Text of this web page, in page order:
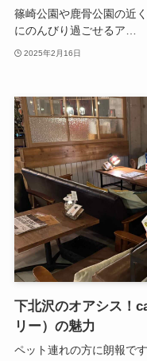
篠崎公園や鹿骨公園の近
にのんびり過ごせるア…
2025年2月16日
下北沢のオアシス！
リー）の魅力
ペット連れの方に朗報で